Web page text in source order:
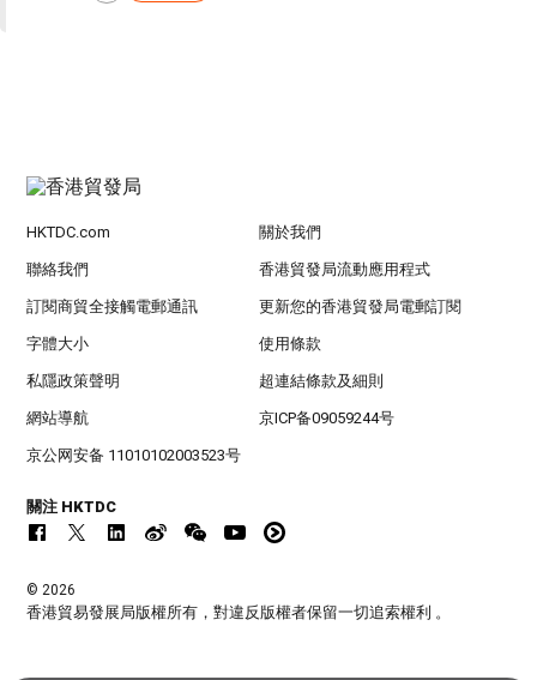
HKTDC.com 關於我們
聯絡我們 香港貿發局流動應用程式
訂閱商貿全接觸電郵通訊 更新您的香港貿發局電郵訂閱
字體大小 使用條款
私隱政策聲明 超連結條款及細則
網站導航 京ICP备09059244号
京公网安备 11010102003523号
關注 HKTDC
© 2026
香港貿易發展局版權所有，對違反版權者保留一切追索權利 。